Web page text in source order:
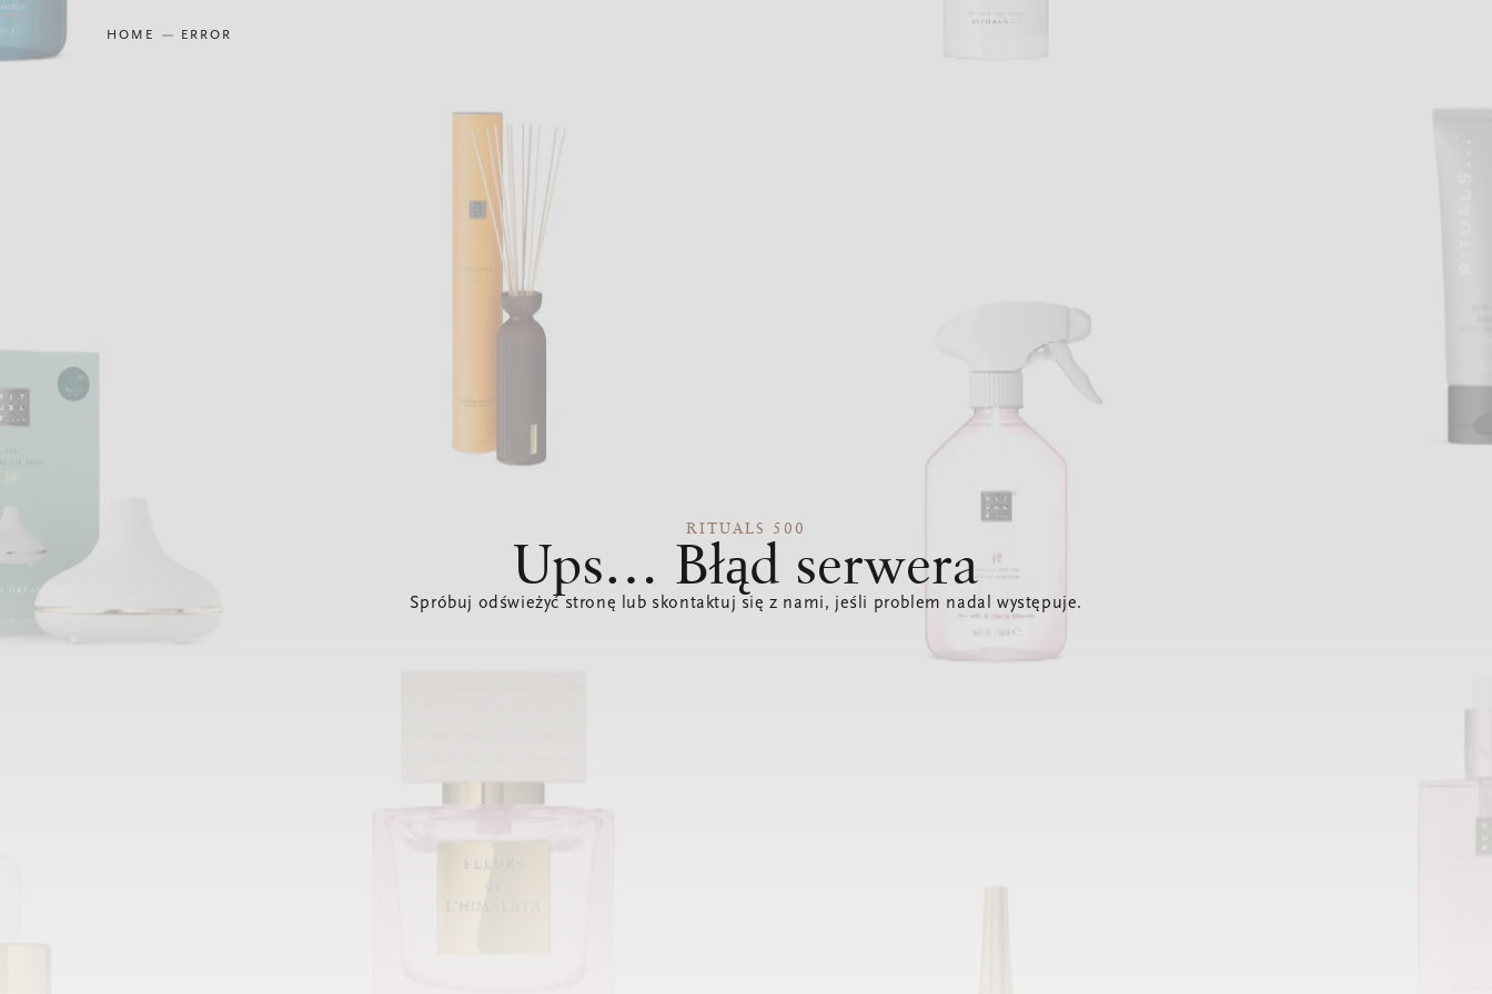
HOME ERROR
RITUALS 500
Ups… Błąd serwera
Spróbuj odświeżyć stronę lub skontaktuj się z nami, jeśli problem nadal występuje.